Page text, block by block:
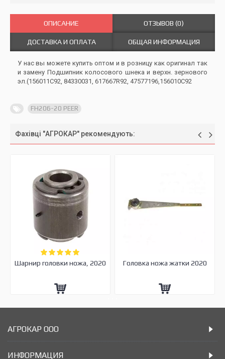
ОПИСАНИЕ ОТЗЫВОВ (0)
ДОСТАВКА И ОПЛАТА ОБЩАЯ ИНФОРМАЦИЯ
У нас вы можете купить оптом и в розницу как оригинал так
и замену Подшипник колосового шнека и верхн. зернового
эл.(156011C92, 84330031, 617667R92, 47577196,156010C92
FH206-20 PEER
Фахівці "АГРОКАР" рекомендують:
Шарнир головки ножа, 2020 Головка ножа жатки 2020
АГРОКАР ООО
ИНФОРМАЦИЯ